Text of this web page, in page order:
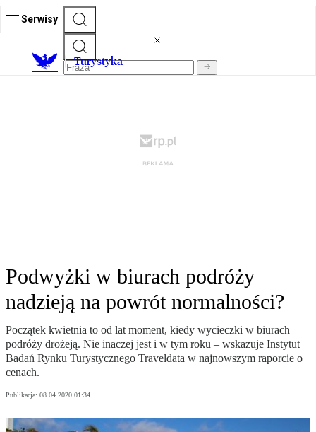
Serwisy
Turystyka
Podwyżki w biurach podróży
nadzieją na powrót normalności?
Początek kwietnia to od lat moment, kiedy wycieczki w biurach
podróży drożeją. Nie inaczej jest i w tym roku – wskazuje Instytut
Badań Rynku Turystycznego Traveldata w najnowszym raporcie o
cenach.
Publikacja: 08.04.2020 01:34